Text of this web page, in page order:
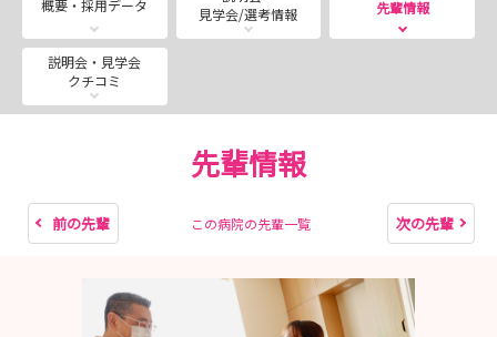
概要・採用データ
見学会/選考情報
先輩情報
説明会・見学会
クチコミ
先輩情報
前の先輩 この病院の先輩一覧 次の先輩